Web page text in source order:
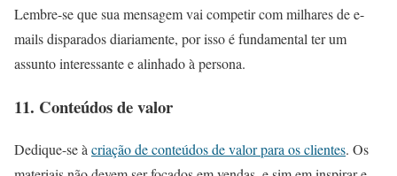
Lembre-se que sua mensagem vai competir com milhares de e-
mails disparados diariamente, por isso é fundamental ter um
assunto interessante e alinhado à persona.
11. Conteúdos de valor
Dedique-se àcriação de conteúdos de valor para os clientes. Os